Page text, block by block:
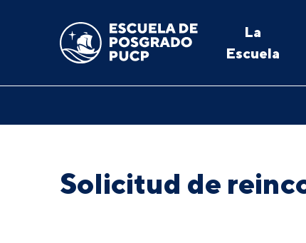
La
Escuela
Solicitud de